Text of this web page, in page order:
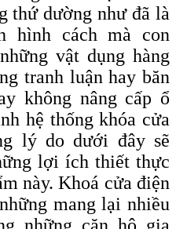
thứ dường như đã là
hình cách mà con
vật dụng hàng
tranh luận hay băn
không nâng cấp ổ
hệ thống khóa cửa
lý do dưới đây sẽ
lợi ích thiết thực
này. Khoá cửa điện
mang lại nhiều